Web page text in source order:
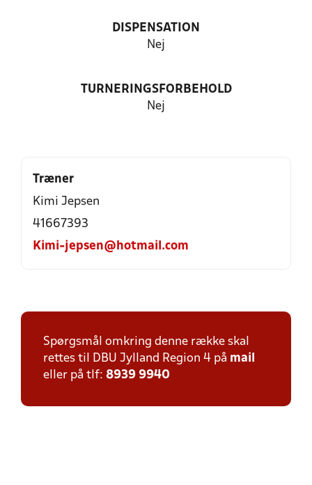
DISPENSATION
Nej
TURNERINGSFORBEHOLD
Nej
Træner
Kimi Jepsen
41667393
Kimi-jepsen@hotmail.com
Spørgsmål omkring denne række skal
rettes til DBU Jylland Region 4 på mail
eller på tlf: 8939 9940